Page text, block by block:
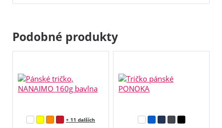
Podobné produkty
+ 11 dalších